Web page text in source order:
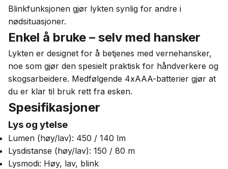
Blinkfunksjonen gjør lykten synlig for andre i
nødsituasjoner.
Enkel å bruke – selv med hansker
Lykten er designet for å betjenes med vernehansker,
noe som gjør den spesielt praktisk for håndverkere og
skogsarbeidere. Medfølgende 4xAAA-batterier gjør at
du er klar til bruk rett fra esken.
Spesifikasjoner
Lys og ytelse
Lumen (høy/lav): 450 / 140 lm
Lysdistanse (høy/lav): 150 / 80 m
Lysmodi: Høy, lav, blink